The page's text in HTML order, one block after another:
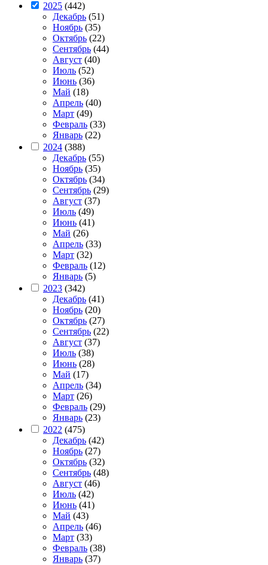
2025 (442)
Декабрь (51)
Ноябрь (35)
Октябрь (22)
Сентябрь (44)
Август (40)
Июль (52)
Июнь (36)
Май (18)
Апрель (40)
Март (49)
Февраль (33)
Январь (22)
2024 (388)
Декабрь (55)
Ноябрь (35)
Октябрь (34)
Сентябрь (29)
Август (37)
Июль (49)
Июнь (41)
Май (26)
Апрель (33)
Март (32)
Февраль (12)
Январь (5)
2023 (342)
Декабрь (41)
Ноябрь (20)
Октябрь (27)
Сентябрь (22)
Август (37)
Июль (38)
Июнь (28)
Май (17)
Апрель (34)
Март (26)
Февраль (29)
Январь (23)
2022 (475)
Декабрь (42)
Ноябрь (27)
Октябрь (32)
Сентябрь (48)
Август (46)
Июль (42)
Июнь (41)
Май (43)
Апрель (46)
Март (33)
Февраль (38)
Январь (37)